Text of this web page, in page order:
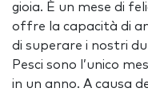
gioia. È un mese di
offre la capacità di
di superare i nostri
Pesci sono l’unico
in un anno. A causa